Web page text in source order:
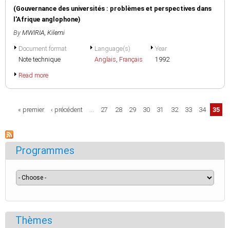
(Gouvernance des universités : problèmes et perspectives dans
l'Afrique anglophone)
By MWIRIA, Kilemi
Document format
Note technique
Language(s)
Anglais, Français
Year
1992
Read more
Pages
« premier ‹ précédent … 27 28 29 30 31 32 33 34 35
Programmes
Thèmes